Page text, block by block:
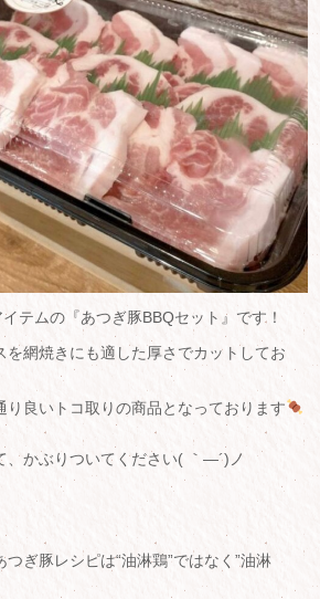
テムの『あつぎ豚BBQセット』です！
を網焼きにも適した厚さでカットしてお
り良いトコ取りの商品となっております
、かぶりついてください( ｀―´)ノ
ぎ豚レシピは“油淋鶏”ではなく”油淋